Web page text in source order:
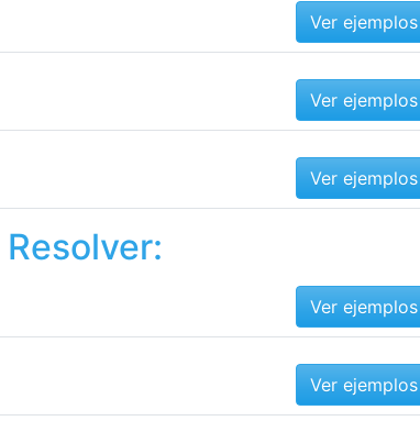
Ver ejemplos
Ver ejemplos
Ver ejemplos
Resolver:
Ver ejemplos
Ver ejemplos